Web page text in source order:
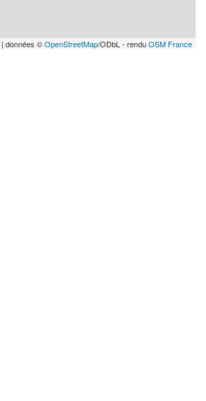
| données ©OpenStreetMap/ODbL - renduOSM France